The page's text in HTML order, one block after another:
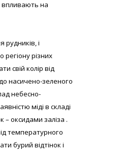
впливають на
і
регіону різних
свій колір від
насичено-зеленого
небесно-
міді в складі
– оксидами заліза .
температурного
бурий відтінок і